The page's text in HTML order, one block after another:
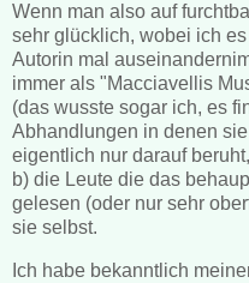
Wenn man also auf
sehr glücklich, wobei ich
Autorin mal
immer als "Macciavellis
(das wusste sogar ich, es
Abhandlungen in denen
eigentlich nur darauf
b) die Leute die das
gelesen (oder nur sehr
sie selbst.
Ich habe bekanntlich